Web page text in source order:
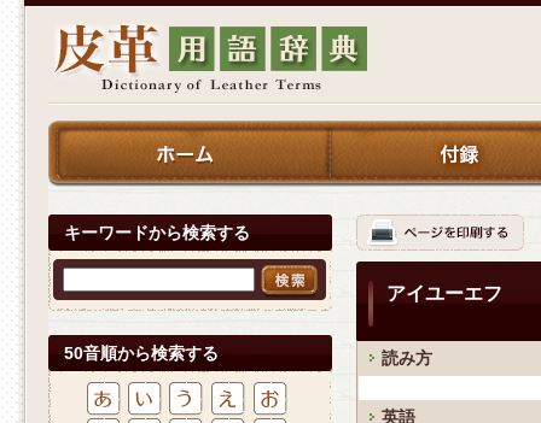
キーワードから検索する
50音順から検索する
アイユーエフ
読み方
英語